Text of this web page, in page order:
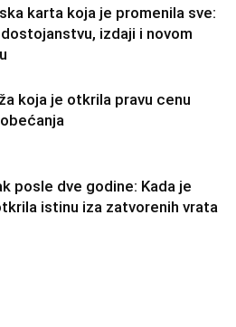
karta koja je promenila sve:
izdaji i novom
koja je otkrila pravu cenu
posle dve godine: Kada je
istinu iza zatvorenih vrata